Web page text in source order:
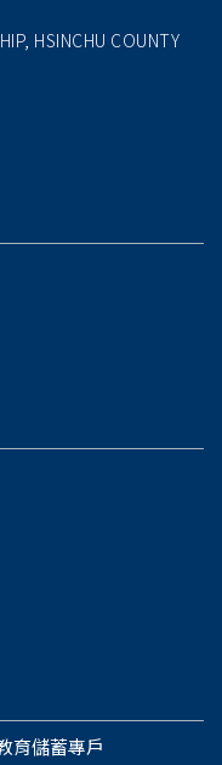
HSINCHU COUNTY
育儲蓄專戶